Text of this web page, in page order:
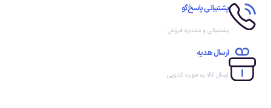
پشتیبانی پاسخ‌گو
پشتیبانی و مشاوره فروش
ارسال هدیه
ارسال کالا به صورت کادویی